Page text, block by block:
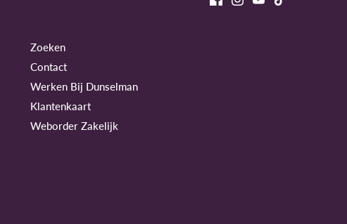
Zoeken
Contact
Werken Bij Dunselman
Klantenkaart
Weborder Zakelijk